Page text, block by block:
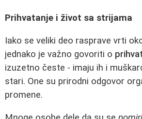
Prihvatanje i život sa strijama
Iako se veliki deo rasprave vrti
jednako je važno govoriti o
izuzetno česte - imaju ih i
stari. One su prirodni odgovor
promene.